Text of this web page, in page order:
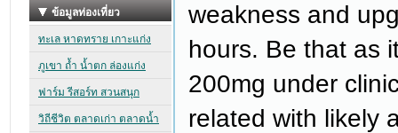
weakness and
hours. Be that as
200mg under
related with likely